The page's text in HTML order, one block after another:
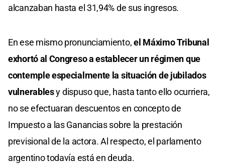
alcanzaban hasta el 31,94% de sus ingresos.
En ese mismo pronunciamiento,el Máximo Tribunal
exhortó al Congreso a establecer un régimen que
contemple especialmente la situación de jubilados
vulnerablesy dispuso que, hasta tanto ello ocurriera,
no se efectuaran descuentos en concepto de
Impuesto a las Ganancias sobre la prestación
previsional de la actora. Al respecto, el parlamento
argentino todavía está en deuda.